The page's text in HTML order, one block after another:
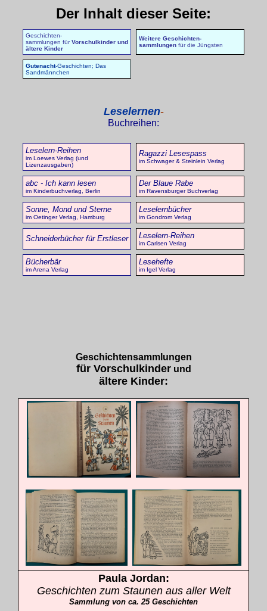
Der Inhalt dieser Seite:
Geschichten-
sammlungen fürVorschulkinder und
ältere Kinder
Weitere Geschichten-
sammlungen für die Jüngsten
Gutenacht-Geschichten; Das
Sandmännchen
Leselernen-
Buchreihen:
Leselern-Reihen
im Loewes Verlag (und
Lizenzausgaben)
Ragazzi Lesespass
im Schwager & Steinlein Verlag
abc - Ich kann lesen
im Kinderbuchverlag, Berlin
Der Blaue Rabe
im Ravensburger Buchverlag
Sonne, Mond und Sterne
im Oetinger Verlag, Hamburg
Leselernbücher
im Gondrom Verlag
Schneiderbücher für Erstleser Leselern-Reihen
im Carlsen Verlag
Bücherbär
im Arena Verlag
Lesehefte
im Igel Verlag
Geschichtensammlungen
für Vorschulkinderund
ältere Kinder:
Paula Jordan:
Geschichten zum Staunen aus aller Welt
Sammlung von ca. 25 Geschichten